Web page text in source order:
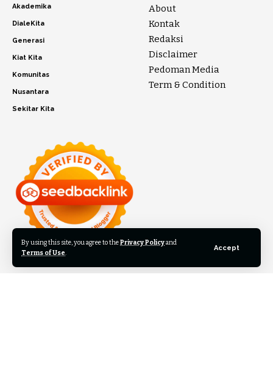
By using this site, you agree to thePrivacy Policyand
Terms of Use.
Accept
Akademika
DialeKita
Generasi
Kiat Kita
Komunitas
Nusantara
Sekitar Kita
About
Kontak
Redaksi
Disclaimer
Pedoman Media
Term & Condition